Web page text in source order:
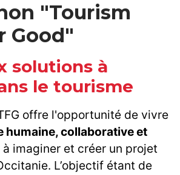
"Tourism
Good"
solutions à
le tourisme
offre l'opportunité de vivre
humaine, collaborative et
imaginer et créer un projet
L’objectif étant de